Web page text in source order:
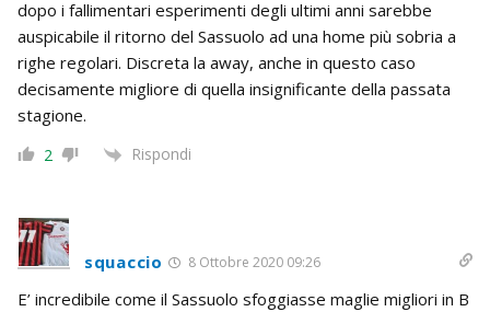
dopo i fallimentari esperimenti degli ultimi anni sarebbe
auspicabile il ritorno del Sassuolo ad una home più sobria a
righe regolari. Discreta la away, anche in questo caso
decisamente migliore di quella insignificante della passata
stagione.
2 Rispondi
squaccio 8 Ottobre 2020 09:26
E’ incredibile come il Sassuolo sfoggiasse maglie migliori in B